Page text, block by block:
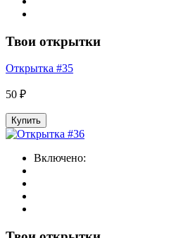
Твои открытки
Открытка #35
50 ₽
Купить
Включено: